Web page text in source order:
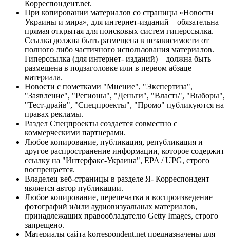
Корреспондент.net.
При копировании материалов со страницы «Новости
Украины и мира», для интернет-изданий – обязательна
прямая открытая для поисковых систем гиперссылка.
Ссылка должна быть размещена в независимости от
полного либо частичного использования материалов.
Гиперссылка (для интернет- изданий) – должна быть
размещена в подзаголовке или в первом абзаце
материала.
Новости с пометками "Мнение", "Экспертиза",
"Заявление", "Регионы", "Деньги", "Власть", "Выборы",
"Тест-драйв", "Спецпроекты", "Промо" публикуются на
правах рекламы.
Раздел Спецпроекты создается совместно с
коммерческими партнерами.
Любое копирование, публикация, републикация и
другое распространение информации, которое содержит
ссылку на "Интерфакс-Украина", EPA / UPG, строго
воспрещается.
Владелец веб-страницы в разделе Я- Корреспондент
является автор публикации.
Любое копирование, перепечатка и воспроизведение
фотографий и/или аудиовизуальных материалов,
принадлежащих правообладателю Getty Images, строго
запрещено.
Материалы сайта korrespondent.net предназначены для